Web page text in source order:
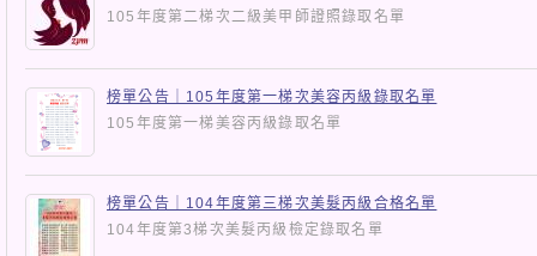
105年度第二梯次二級美甲師證照錄取名單
榜單公告｜105年度第一梯次美容丙級錄取名單
105年度第一梯美容丙級錄取名單
榜單公告｜104年度第三梯次美髮丙級合格名單
104年度第3梯次美髮丙級檢定錄取名單